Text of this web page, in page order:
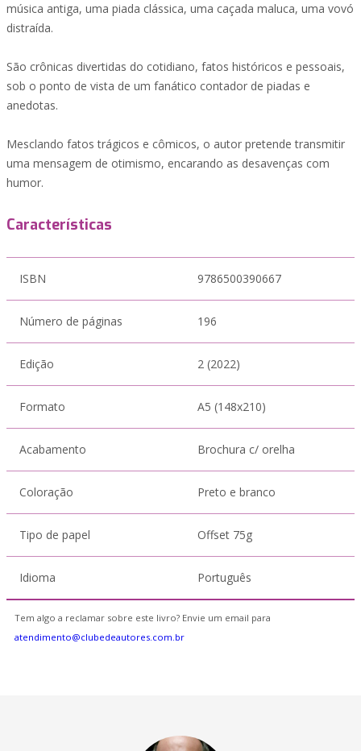
música antiga, uma piada clássica, uma caçada maluca, uma vovó
distraída.
São crônicas divertidas do cotidiano, fatos históricos e pessoais,
sob o ponto de vista de um fanático contador de piadas e
anedotas.
Mesclando fatos trágicos e cômicos, o autor pretende transmitir
uma mensagem de otimismo, encarando as desavenças com
humor.
Características
ISBN 9786500390667
Número de páginas 196
Edição 2 (2022)
Formato A5 (148x210)
Acabamento Brochura c/ orelha
Coloração Preto e branco
Tipo de papel Offset 75g
Idioma Português
Tem algo a reclamar sobre este livro? Envie um email para
atendimento@clubedeautores.com.br